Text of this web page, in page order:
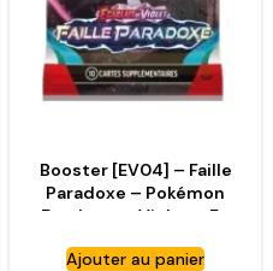
Booster [EV04] – Faille
Paradoxe – Pokémon
Ecarlate et Violet – FR
Ajouter au panier